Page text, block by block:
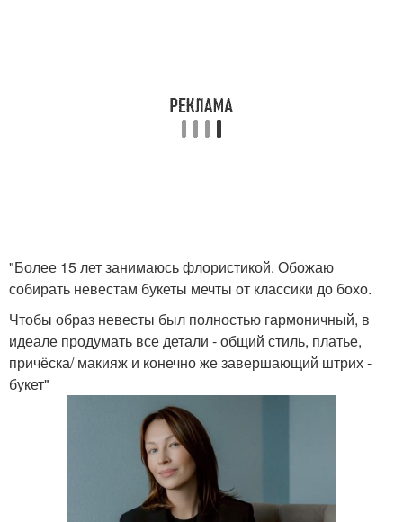
"Более 15 лет занимаюсь флористикой. Обожаю
собирать невестам букеты мечты от классики до бохо.
Чтобы образ невесты был полностью гармоничный, в
идеале продумать все детали - общий стиль, платье,
причёска/ макияж и конечно же завершающий штрих -
букет"